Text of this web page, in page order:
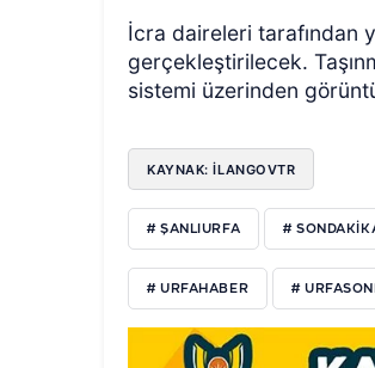
İcra daireleri tarafından
gerçekleştirilecek.
sistemi üzerinden
KAYNAK: ILANGOVTR
# ŞANLIURFA #
# URFAHABER #